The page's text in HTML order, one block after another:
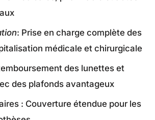
: Prise en charge complète des
médicale et chirurgicale
des lunettes et
des plafonds avantageux
: Couverture étendue pour les